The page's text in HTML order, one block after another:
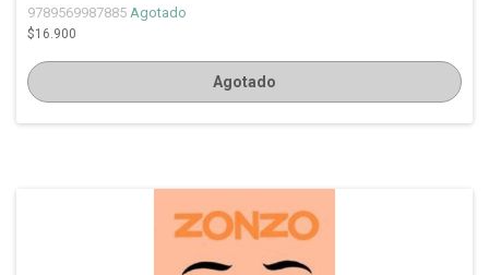
9789569987885 Agotado
$16.900
Agotado